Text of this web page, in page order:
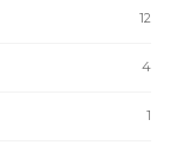
12
4
1